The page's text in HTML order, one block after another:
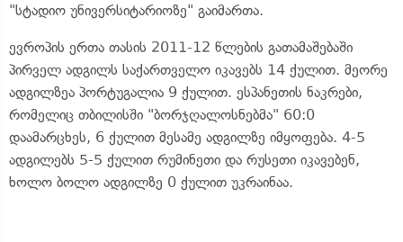
"სტადიო უნივერსიტარიოზე" გაიმართა.
ევროპის ერთა თასის 2011-12 წლების გათამაშებაში
პირველ ადგილს საქართველო იკავებს 14 ქულით. მეორე
ადგილზეა პორტუგალია 9 ქულით. ესპანეთის ნაკრები,
რომელიც თბილისში "ბორჯღალოსნებმა" 60:0
დაამარცხეს, 6 ქულით მესამე ადგილზე იმყოფება. 4-5
ადგილებს 5-5 ქულით რუმინეთი და რუსეთი იკავებენ,
ხოლო ბოლო ადგილზე 0 ქულით უკრაინაა.